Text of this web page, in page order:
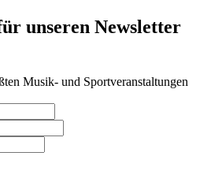
unseren Newsletter
Musik- und Sportveranstaltungen